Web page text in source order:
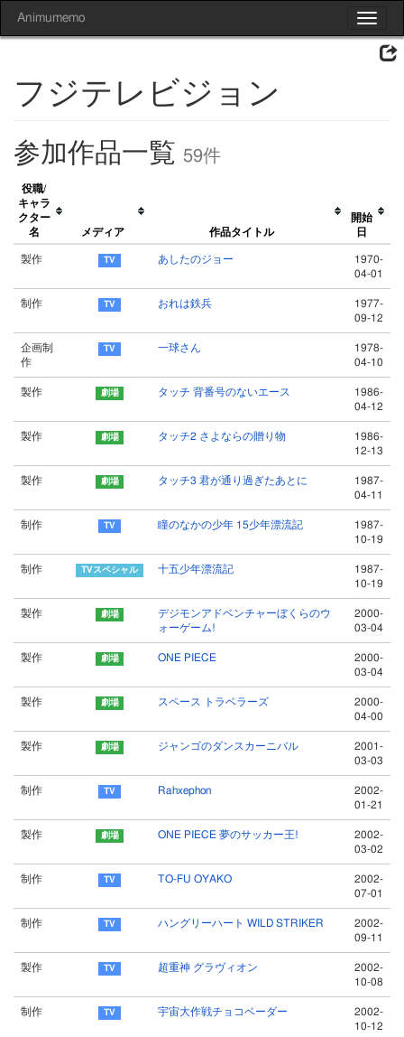
Toggle
Animumemo
フジテレビジョン
参加作品一覧 59件
役職/
キャラ
クター
名
メディア 作品タイトル
開始
日
製作 あしたのジョー
1970-
04-01
制作 おれは鉄兵
1977-
09-12
企画制
作
一球さん
1978-
04-10
製作 タッチ 背番号のないエース
1986-
04-12
製作 タッチ2 さよならの贈り物
1986-
12-13
製作 タッチ3 君が通り過ぎたあとに
1987-
04-11
制作 瞳のなかの少年 15少年漂流記
1987-
10-19
制作 十五少年漂流記
1987-
10-19
製作
デジモンアドベンチャーぼくらのウ
ォーゲーム!
2000-
03-04
製作 ONE PIECE
2000-
03-04
製作 スペース トラベラーズ
2000-
04-00
製作 ジャンゴのダンスカーニバル
2001-
03-03
制作 Rahxephon
2002-
01-21
製作 ONE PIECE 夢のサッカー王!
2002-
03-02
制作 TO-FU OYAKO
2002-
07-01
制作 ハングリーハート WILD STRIKER
2002-
09-11
製作 超重神 グラヴィオン
2002-
10-08
制作 宇宙大作戦チョコベーダー
2002-
10-12